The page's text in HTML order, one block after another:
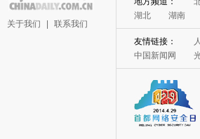
关于我们 联系我们
湖北
湖南
友情链接：
中国新闻网